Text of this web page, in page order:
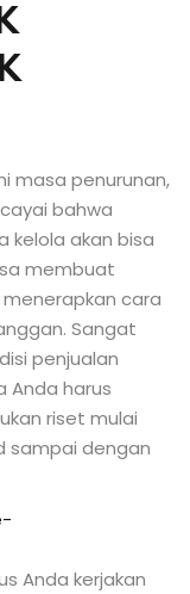
masa penurunan,
bahwa
kelola akan bisa
membuat
cara
Sangat
penjualan
Anda harus
riset mulai
sampai dengan
Anda kerjakan